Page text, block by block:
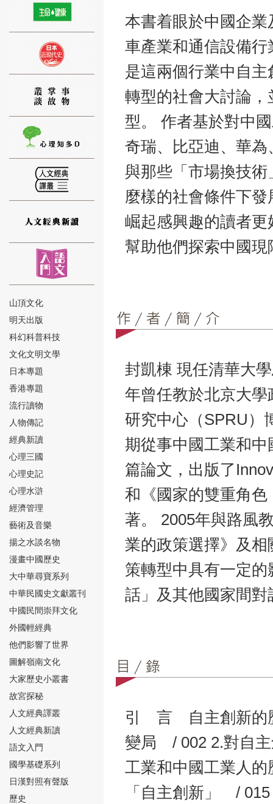
⑫
⑬
⑭
⑮
⑯
⑰
⑱
山頂文化
明天出版
科幻科普科技
文化文明文學
日本專題
香港專題
流行讀物
人物傳記
經典新讀
心理三國
心理史記
心理水滸
經濟管理
藝術及音樂
揚之水談名物
漫畫中國歷史
大中華尋寶系列
中華民國史文獻叢刊
中國民間崇拜文化
外國輕經典
他們影響了世界
圖解嶺南文化
大家歷史小叢書
故宮探秘
人文經典譯叢
人文經典新讀
語文入門
國學基礎系列
日漢對照有聲版
歷史
本書着眼於中國企
車產業和通信設備
是這兩個行業中自
轉型的社會大討論
型。 作者基於對中
奇瑞、比亞迪、華
與那些「市場換技
麼樣的社會條件下
崛起感興趣的讀者
幫助他們探索中國
封凱棟 現任清華大
年曾任教於北京大
研究中心（SPRU）
期從事中國工業和
篇論文，出版了
和《國家的雙重角
著。 2005年與路風
業的政策選擇》及
策轉型中具有一定
話」及其他國家間對
引 言 自主創新的
變局 / 002 2.對自
工業和中國工業人
「自主創新」 /